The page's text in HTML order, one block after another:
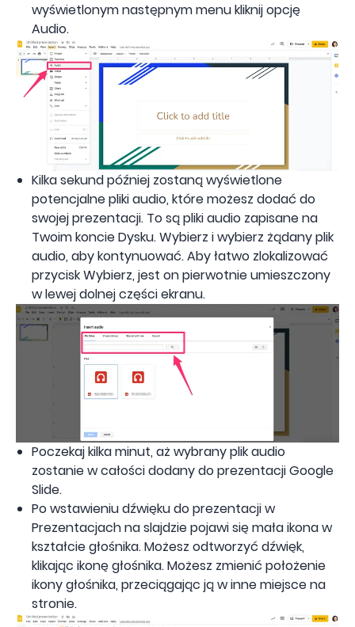
wyświetlonym następnym menu kliknij opcję
Audio.
Kilka sekund później zostaną wyświetlone
potencjalne pliki audio, które możesz dodać do
swojej prezentacji. To są pliki audio zapisane na
Twoim koncie Dysku. Wybierz i wybierz żądany plik
audio, aby kontynuować. Aby łatwo zlokalizować
przycisk Wybierz, jest on pierwotnie umieszczony
w lewej dolnej części ekranu.
Poczekaj kilka minut, aż wybrany plik audio
zostanie w całości dodany do prezentacji Google
Slide.
Po wstawieniu dźwięku do prezentacji w
Prezentacjach na slajdzie pojawi się mała ikona w
kształcie głośnika. Możesz odtworzyć dźwięk,
klikając ikonę głośnika. Możesz zmienić położenie
ikony głośnika, przeciągając ją w inne miejsce na
stronie.